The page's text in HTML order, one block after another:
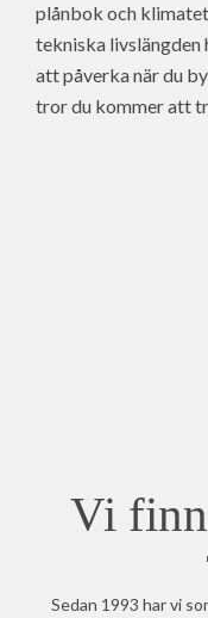
plånbok och
tekniska
att påverka när du
tror du kommer att
Vi
Sedan 1993 har vi